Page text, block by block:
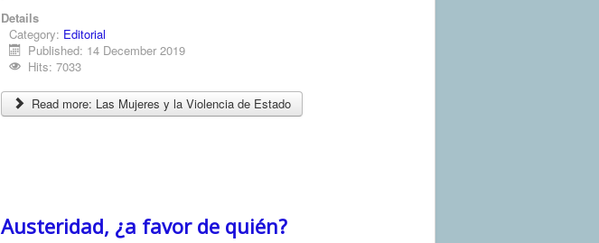
Details
Category: Editorial
Published: 14 December 2019
Hits: 7033
Read more: Las Mujeres y la Violencia de Estado
Austeridad, ¿a favor de quién?